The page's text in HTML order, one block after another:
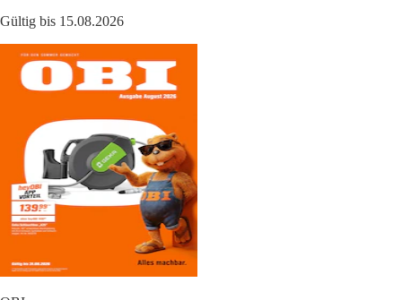
Gültig bis 15.08.2026